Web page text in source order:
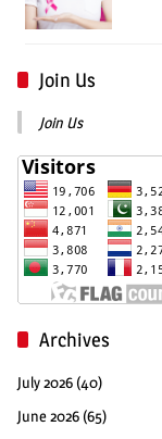
Join Us
Join Us
Archives
July 2026 (40)
June 2026 (65)